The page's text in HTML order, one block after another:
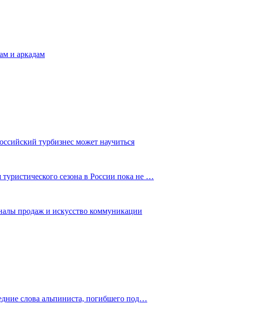
и аркадам
турбизнес может научиться
сезона в России пока не …
продаж и искусство коммуникации
слова альпиниста, погибшего под…